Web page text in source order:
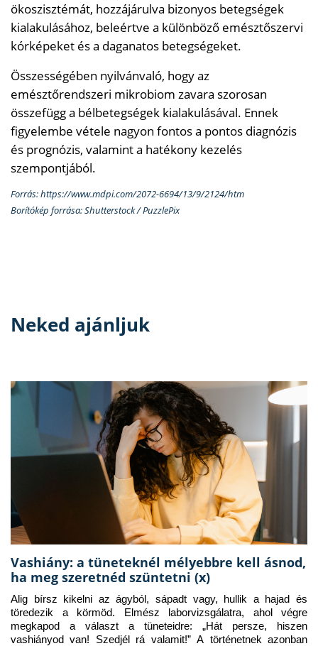
ökoszisztémát, hozzájárulva bizonyos betegségek
kialakulásához, beleértve a különböző emésztőszervi
kórképeket és a daganatos betegségeket.
Összességében nyilvánvaló, hogy az
emésztőrendszeri mikrobiom zavara szorosan
összefügg a bélbetegségek kialakulásával. Ennek
figyelembe vétele nagyon fontos a pontos diagnózis
és prognózis, valamint a hatékony kezelés
szempontjából.
Forrás: https://www.mdpi.com/2072-6694/13/9/2124/htm
Borítókép forrása: Shutterstock / PuzzlePix
Neked ajánljuk
Vashiány: a tüneteknél mélyebbre kell ásnod,
ha meg szeretnéd szüntetni (x)
Alig bírsz kikelni az ágyból, sápadt vagy, hullik a hajad és
töredezik a körmöd. Elmész laborvizsgálatra, ahol végre
megkapod a választ a tüneteidre: „Hát persze, hiszen
vashiányod van! Szedjél rá valamit!” A történetnek azonban